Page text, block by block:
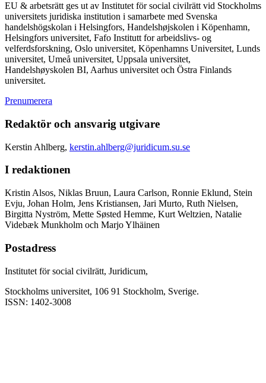
EU & arbetsrätt ges ut av Institutet för social civilrätt vid Stockholms
universitets juridiska institution i samarbete med Svenska
handelshögskolan i Helsingfors, Handelshøjskolen i Köpenhamn,
Helsingfors universitet, Fafo Institutt for arbeidslivs- og
velferdsforskning, Oslo universitet, Köpenhamns Universitet, Lunds
universitet, Umeå universitet, Uppsala universitet,
Handelshøyskolen BI, Aarhus universitet och Östra Finlands
universitet.
Prenumerera
Redaktör och ansvarig utgivare
Kerstin Ahlberg, kerstin.ahlberg@juridicum.su.se
I redaktionen
Kristin Alsos, Niklas Bruun, Laura Carlson, Ronnie Eklund, Stein
Evju, Johan Holm, Jens Kristiansen, Jari Murto, Ruth Nielsen,
Birgitta Nyström, Mette Søsted Hemme, Kurt Weltzien, Natalie
Videbæk Munkholm och Marjo Ylhäinen
Postadress
Institutet för social civilrätt, Juridicum,
Stockholms universitet, 106 91 Stockholm, Sverige.
ISSN: 1402-3008